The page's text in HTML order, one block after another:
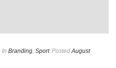
In Branding Sport Posted August